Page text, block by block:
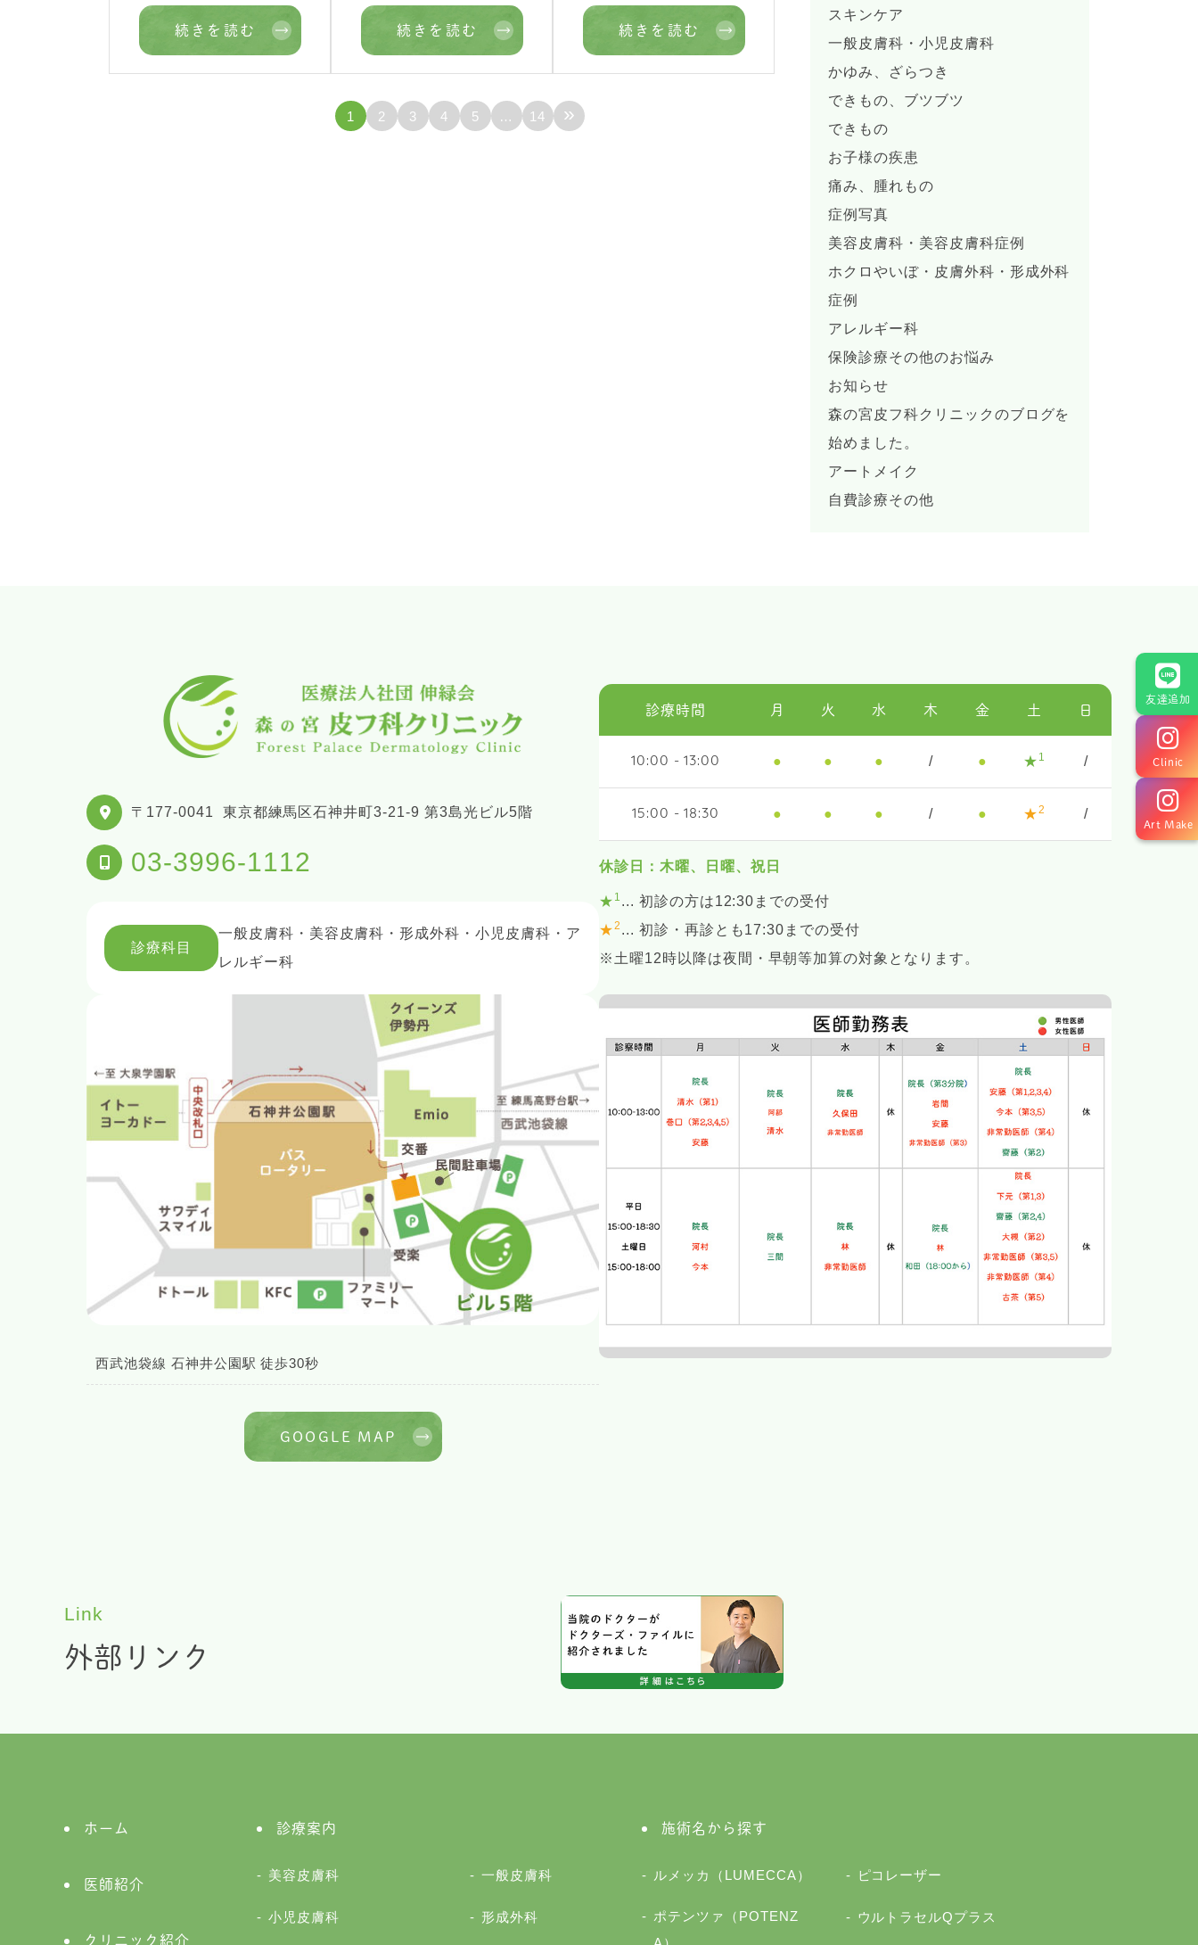
友達追加
Clinic
Art Make
続きを読む 続きを読む 続きを読む
1 2 3 4 5 … 14 »
スキンケア
一般皮膚科・小児皮膚科
かゆみ、ざらつき
できもの、ブツブツ
できもの
お子様の疾患
痛み、腫れもの
症例写真
美容皮膚科・美容皮膚科症例
ホクロやいぼ・皮膚外科・形成外科
症例
アレルギー科
保険診療その他のお悩み
お知らせ
森の宮皮フ科クリニックのブログを
始めました。
アートメイク
自費診療その他
〒177-0041 東京都練馬区石神井町3-21-9 第3島光ビル5階
03-3996-1112
診療科目
一般皮膚科・美容皮膚科・形成外科・小児皮膚科・ア
レルギー科
診療時間 月 火 水 木 金 土 日
10:00 - 13:00 ● ● ● / ● ★ 1 /
15:00 - 18:30 ● ● ● / ● ★2 /
休診日：木曜、日曜、祝日
★ 1 ... 初診の方は12:30までの受付
★2 ... 初診・再診とも17:30までの受付
※土曜12時以降は夜間・早朝等加算の対象となります。
西武池袋線 石神井公園駅 徒歩30秒
GOOGLE MAP
Link
外部リンク
ホーム
医師紹介
クリニック紹介
診療案内
美容皮膚科 一般皮膚科
小児皮膚科 形成外科
施術名から探す
ルメッカ（LUMECCA） ピコレーザー
ポテンツァ（POTENZ
ウルトラセルQプラス